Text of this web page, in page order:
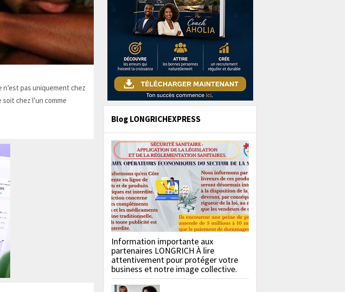
pas uniquement chez
chez l’un comme
Blog LONGRICHEXPRESS
Information importante aux
partenaires LONGRICH À lire
attentivement pour protéger votre
business et notre image collective.